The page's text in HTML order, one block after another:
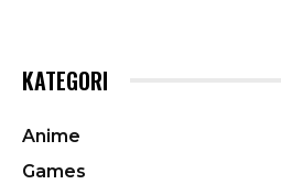
KATEGORI
Anime
Games